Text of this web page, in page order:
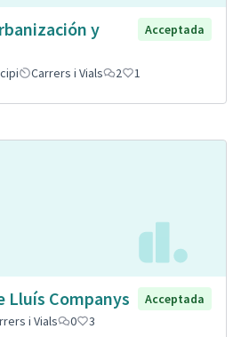
y
Acceptada
Carrers i Vials 2 1
Lluís Companys
Acceptada
i Vials 0 3